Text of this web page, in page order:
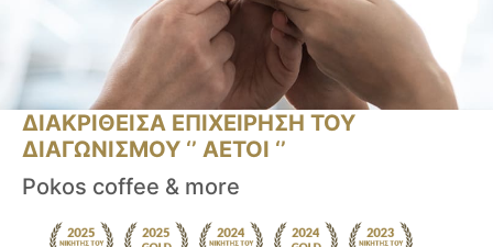
ΔΙΑΚΡΙΘΕΙΣΑ ΕΠΙΧΕΙΡΗΣΗ ΤΟΥ
ΔΙΑΓΩΝΙΣΜΟΥ ‘’ ΑΕΤΟΙ ‘’
Pokos coffee & more